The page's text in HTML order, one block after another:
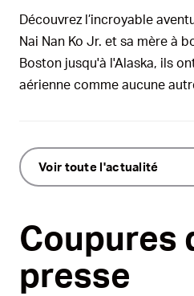
Découvrez l’incroyable
Nai Nan Ko Jr. et sa mère à
Boston jusqu'à l'Alaska, ils
aérienne comme aucune
Voir toute l'actualité
Coupures
presse